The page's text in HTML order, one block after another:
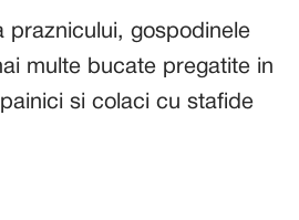
praznicului, gospodinele
multe bucate pregatite in
si colaci cu stafide